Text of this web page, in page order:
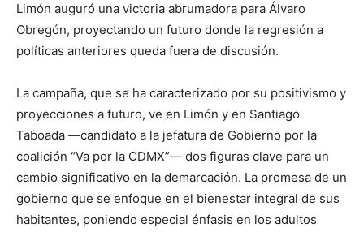
Limón auguró una victoria abrumadora para Álvaro
Obregón, proyectando un futuro donde la regresión a
políticas anteriores queda fuera de discusión.
La campaña, que se ha caracterizado por su positivismo y
proyecciones a futuro, ve en Limón y en Santiago
Taboada —candidato a la jefatura de Gobierno por la
coalición “Va por la CDMX”— dos figuras clave para un
cambio significativo en la demarcación. La promesa de un
gobierno que se enfoque en el bienestar integral de sus
habitantes, poniendo especial énfasis en los adultos